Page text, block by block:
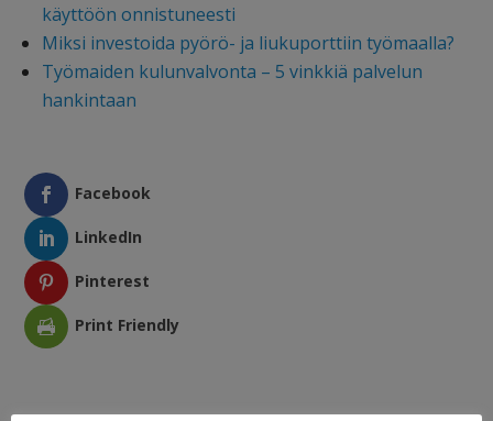
käyttöön onnistuneesti
Miksi investoida pyörö- ja liukuporttiin työmaalla?
Työmaiden kulunvalvonta – 5 vinkkiä palvelun
hankintaan
Facebook
LinkedIn
Pinterest
Print Friendly